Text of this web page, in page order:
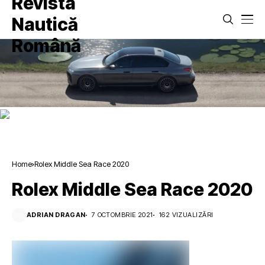
Home Rolex Middle Sea Race 2020
Rolex Middle Sea Race 2020
ADRIAN DRAGAN 7 OCTOMBRIE 2021 162 VIZUALIZĂRI